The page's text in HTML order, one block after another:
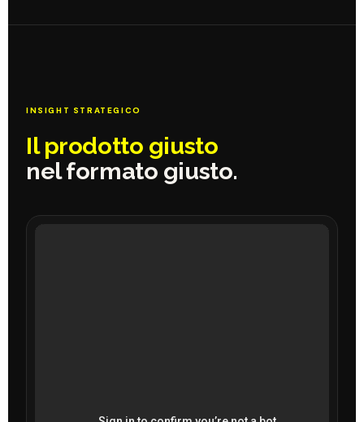
INSIGHT STRATEGICO
Il prodotto giusto
nel formato giusto.